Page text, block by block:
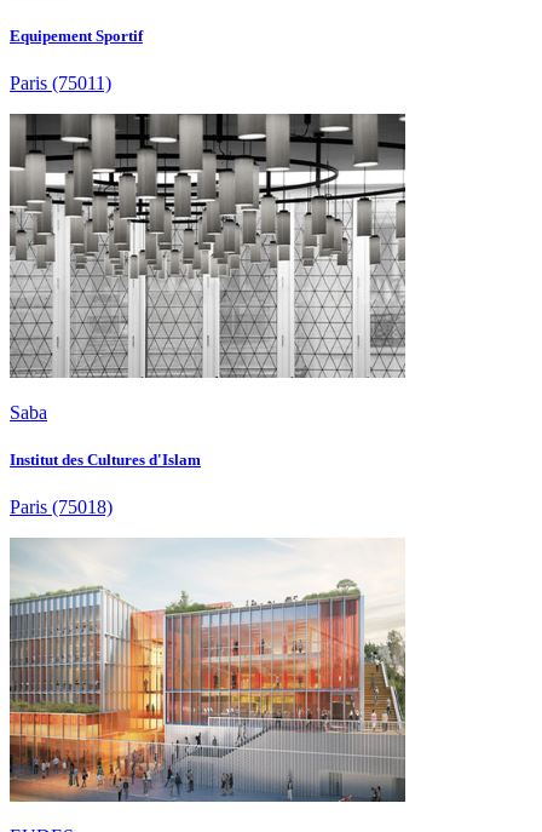
Equipement Sportif
Paris (75011)
Saba
Institut des Cultures d'Islam
Paris (75018)